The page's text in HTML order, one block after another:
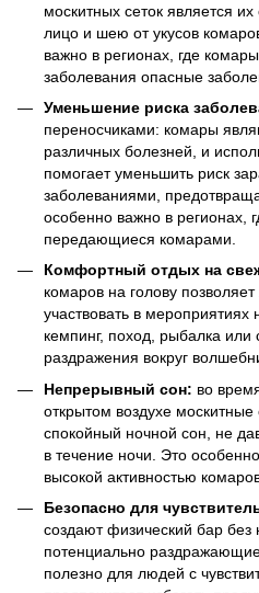
москитных сеток является
лицо и шею от укусов
важно в регионах, где
заболевания опасные
Уменьшение риска
переносчиками: комары
различных болезней, и
помогает уменьшить риск
заболеваниями,
особенно важно в регионах,
передающиеся комарами.
Комфортный отдых на
комаров на голову
участвовать в мероприятиях
кемпинг, поход, рыбалка или
раздражения вокруг
Непрерывный сон: во
открытом воздухе москитные
спокойный ночной сон, не
в течение ночи. Это
высокой активностью
Безопасно для
создают физический бар
потенциально
полезно для людей с